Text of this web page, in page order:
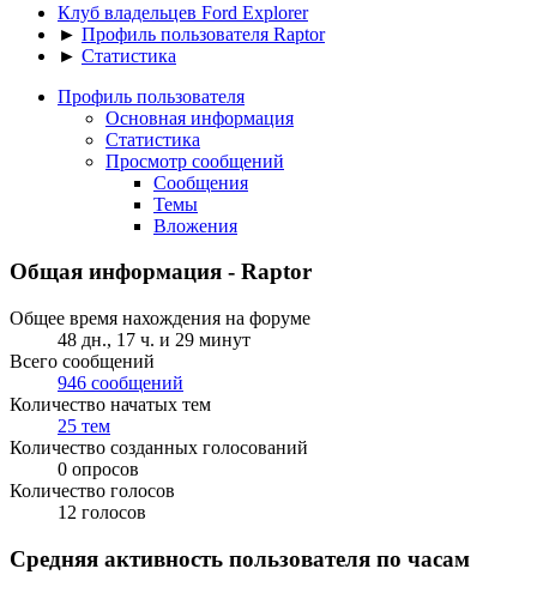
Клуб владельцев Ford Explorer
► Профиль пользователя Raptor
► Статистика
Профиль пользователя
Основная информация
Статистика
Просмотр сообщений
Сообщения
Темы
Вложения
Общая информация - Raptor
Общее время нахождения на форуме
48 дн., 17 ч. и 29 минут
Всего сообщений
946 сообщений
Количество начатых тем
25 тем
Количество созданных голосований
0 опросов
Количество голосов
12 голосов
Средняя активность пользователя по часам